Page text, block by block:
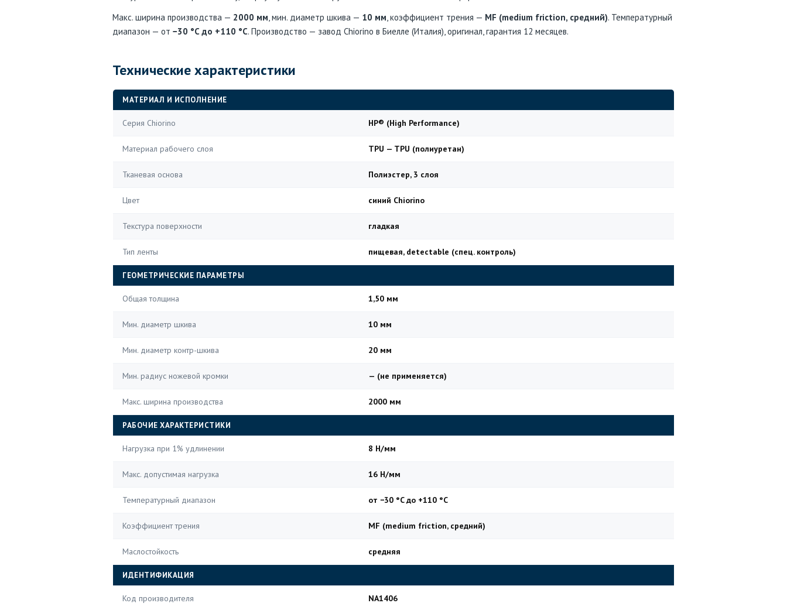
Макс. ширина производства — 2000 мм, мин. диаметр шкива — 10 мм, коэффициент трения — MF (medium friction, средний). Температурный
диапазон — от −30 °C до +110 °C. Производство — завод Chiorino в Биелле (Италия), оригинал, гарантия 12 месяцев.
Технические характеристики
МАТЕРИАЛ И ИСПОЛНЕНИЕ
Серия Chiorino HP® (High Performance)
Материал рабочего слоя TPU — TPU (полиуретан)
Тканевая основа Полиэстер, 3 слоя
Цвет синий Chiorino
Текстура поверхности гладкая
Тип ленты пищевая, detectable (спец. контроль)
ГЕОМЕТРИЧЕСКИЕ ПАРАМЕТРЫ
Общая толщина 1,50 мм
Мин. диаметр шкива 10 мм
Мин. диаметр контр-шкива 20 мм
Мин. радиус ножевой кромки — (не применяется)
Макс. ширина производства 2000 мм
РАБОЧИЕ ХАРАКТЕРИСТИКИ
Нагрузка при 1% удлинении 8 Н/мм
Макс. допустимая нагрузка 16 Н/мм
Температурный диапазон от −30 °C до +110 °C
Коэффициент трения MF (medium friction, средний)
Маслостойкость средняя
ИДЕНТИФИКАЦИЯ
Код производителя NA1406